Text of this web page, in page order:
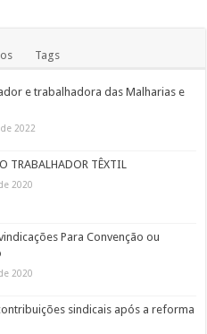
Tags
e trabalhadora das Malharias e
2022
TRABALHADOR TÊXTIL
2020
Para Convenção ou
2020
sindicais após a reforma